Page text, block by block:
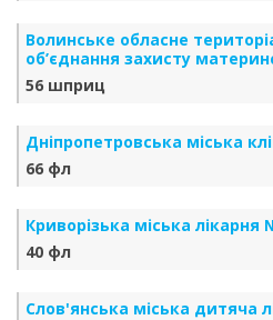
Волинське обласне
об’єднання захисту
56 шприц
Дніпропетровська міська
66 фл
Криворізька міська лікарня
40 фл
Слов'янська міська дитяча